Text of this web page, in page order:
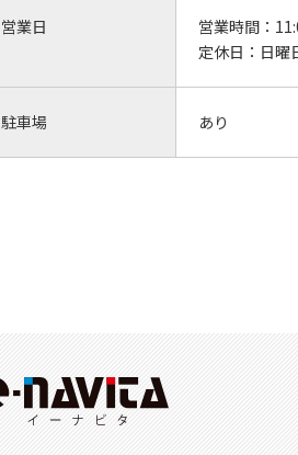
営業日 営業時間：
定休日： 日曜
駐車場 あり